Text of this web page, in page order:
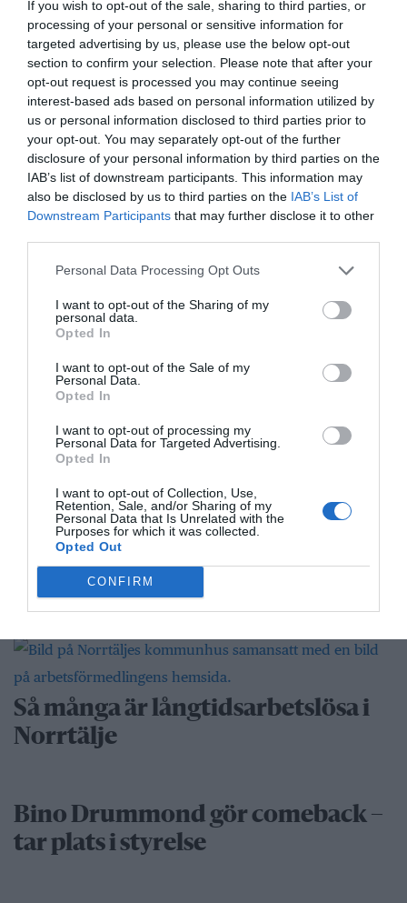
If you wish to opt-out of the sale, sharing to third parties, or
processing of your personal or sensitive information for
targeted advertising by us, please use the below opt-out
section to confirm your selection. Please note that after your
opt-out request is processed you may continue seeing
interest-based ads based on personal information utilized by
us or personal information disclosed to third parties prior to
your opt-out. You may separately opt-out of the further
disclosure of your personal information by third parties on the
IAB’s list of downstream participants. This information may
also be disclosed by us to third parties on the IAB’s List of
Downstream Participants that may further disclose it to other
Personal Data Processing Opt Outs
I want to opt-out of the Sharing of my
personal data.
Opted In
I want to opt-out of the Sale of my
Personal Data.
Opted In
I want to opt-out of processing my
Personal Data for Targeted Advertising.
Opted In
I want to opt-out of Collection, Use,
Retention, Sale, and/or Sharing of my
Personal Data that Is Unrelated with the
Purposes for which it was collected.
Opted Out
CONFIRM
4 augLIBERAL
Norrtälje visar vägen: Fler elever
klarar grundskolan
Robert Beronius
29 jul LIBERAL
Dags att ge Rimbo mer makt?
Robert Beronius
Kultur/Nöje
Punkfestivalen Byskvaller växer –
Gary Moore-veteran gästar
Northbay Rovers i Norrtälje
”Vad händer på byn?” passerar 50
000 medlemmar
Näringsliv
Så många är långtidsarbetslösa i
Norrtälje
Bino Drummond gör comeback –
tar plats i styrelse